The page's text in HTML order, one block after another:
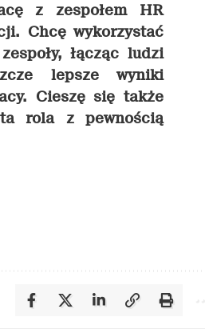
z zespołem HR
Chcę wykorzystać
łącząc ludzi
lepsze wyniki
Cieszę się także
rola z pewnością